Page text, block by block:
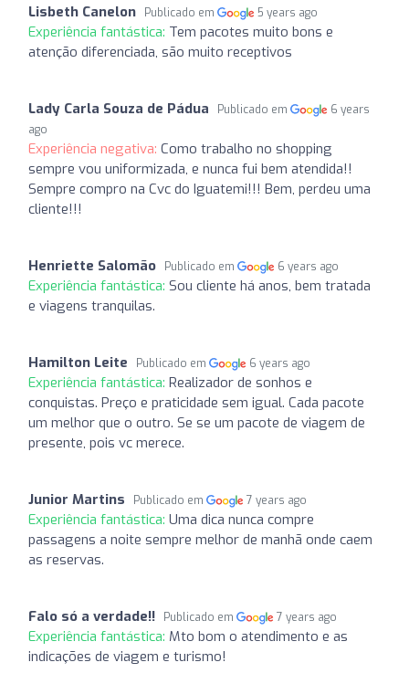
Lisbeth Canelon Publicado em 5 years ago
Experiência fantástica: Tem pacotes muito bons e
atenção diferenciada, são muito receptivos
Lady Carla Souza de Pádua Publicado em
6 years
ago
Experiência negativa: Como trabalho no shopping
sempre vou uniformizada, e nunca fui bem atendida!!
Sempre compro na Cvc do Iguatemi!!! Bem, perdeu uma
cliente!!!
Henriette Salomão Publicado em 6 years ago
Experiência fantástica: Sou cliente há anos, bem tratada
e viagens tranquilas.
Hamilton Leite Publicado em 6 years ago
Experiência fantástica: Realizador de sonhos e
conquistas. Preço e praticidade sem igual. Cada pacote
um melhor que o outro. Se se um pacote de viagem de
presente, pois vc merece.
Junior Martins Publicado em 7 years ago
Experiência fantástica: Uma dica nunca compre
passagens a noite sempre melhor de manhã onde caem
as reservas.
Falo só a verdade!! Publicado em 7 years ago
Experiência fantástica: Mto bom o atendimento e as
indicações de viagem e turismo!